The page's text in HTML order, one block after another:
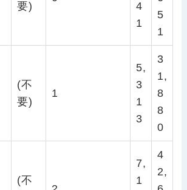
要)
4
1
5
1
(不
要)
1
5,
3
1
3
3
1,
8
8
0
(不
7,
1
4
2,